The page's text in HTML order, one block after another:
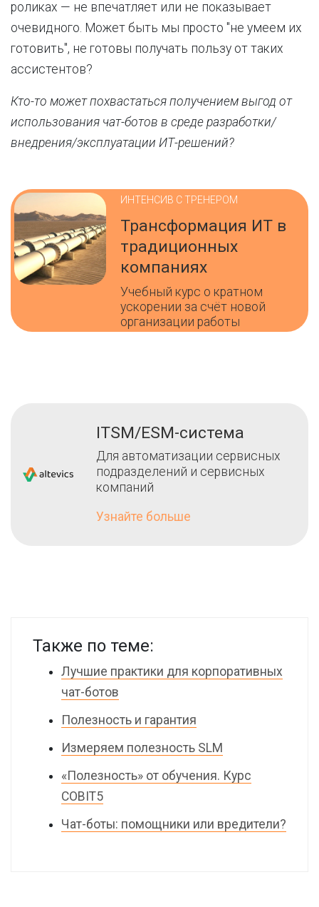
роликах — не впечатляет или не показывает
очевидного. Может быть мы просто "не умеем их
готовить", не готовы получать пользу от таких
ассистентов?
Кто-то может похвастаться получением выгод от
использования чат-ботов в среде разработки/
внедрения/эксплуатации ИТ-решений?
ИНТЕНСИВ С ТРЕНЕРОМ
Трансформация ИТ в
традиционных
компаниях
Учебный курс о кратном
ускорении за счёт новой
организации работы
ITSM/ESM-система
Для автоматизации сервисных
подразделений и сервисных
компаний
Узнайте больше
Также по теме:
Лучшие практики для корпоративных
чат-ботов
Полезность и гарантия
Измеряем полезность SLM
«Полезность» от обучения. Курс
COBIT5
Чат-боты: помощники или вредители?